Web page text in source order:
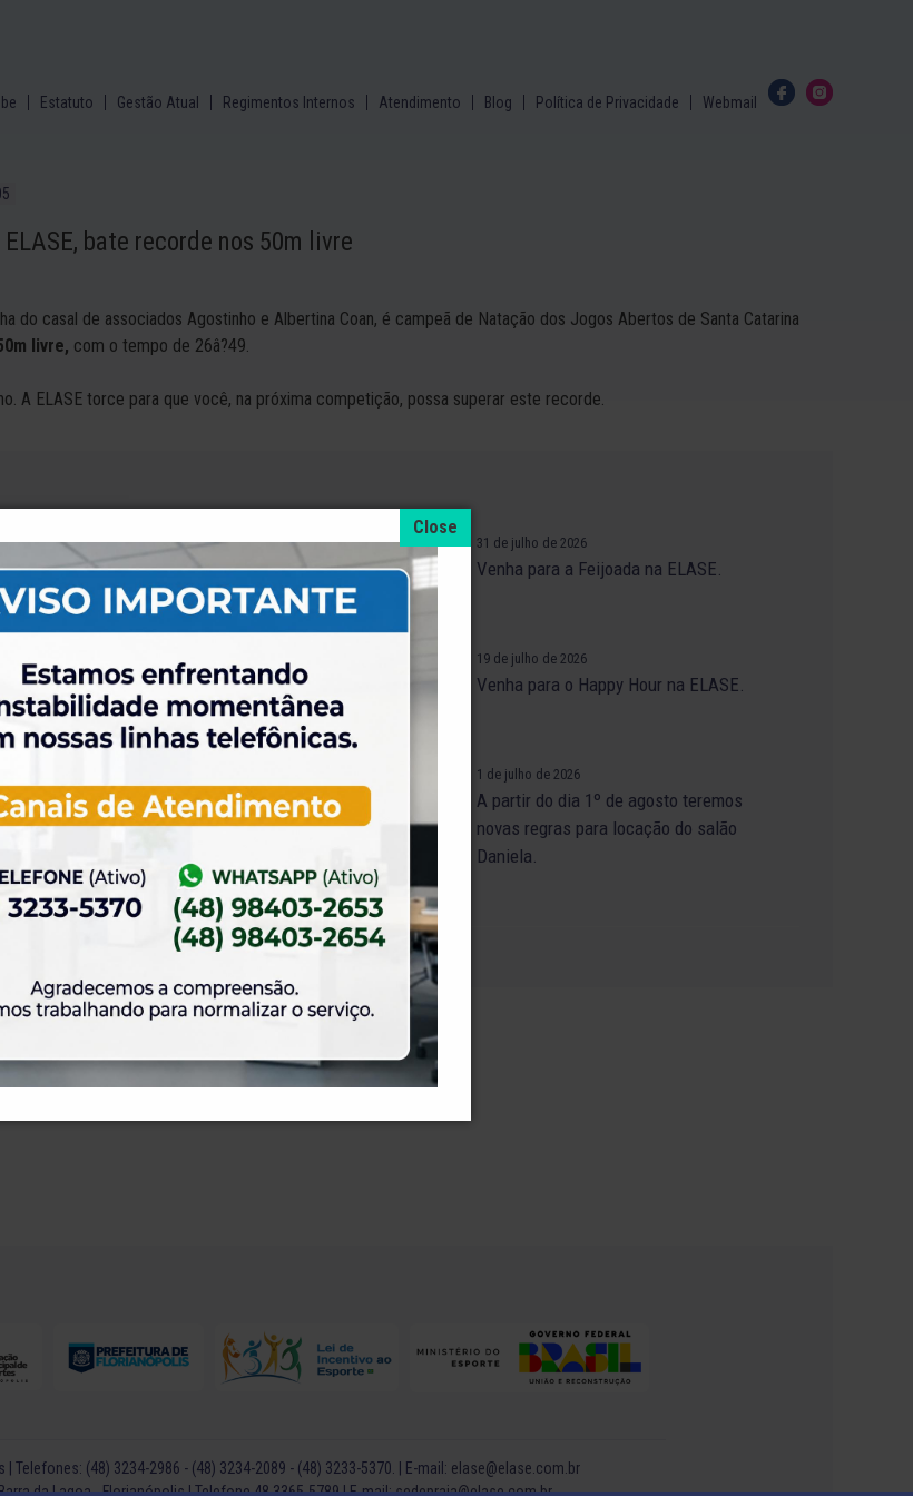
Estatuto Gestão Atual Regimentos Internos Atendimento Blog Política de Privacidade Webmail
bate recorde nos 50m livre
do casal de associados Agostinho e Albertina Coan, é campeã de Natação dos Jogos Abertos de Santa Catarina
livre, com o tempo de 26â?49.
A ELASE torce para que você, na próxima competição, possa superar este recorde.
foi
31 de julho de 2026
Dia dos Pais é na ELASE, venha se
divertir com a gente.
31 de julho de 2026
Venha para a Feijoada na ELASE.
de
23 de julho de 2026
O Torneio de Duplas Masculinas ELASE
PróTênis 2026 está chegando.
19 de julho de 2026
Venha para o Happy Hour na ELASE.
Salões de
Venha curtir a Festa Julina da ELASE.
1 de julho de 2026
A partir do dia 1º de agosto teremos
novas regras para locação do salão
Daniela.
Telefones: (48) 3234-2986 - (48) 3234-2089 - (48) 3233-5370. | E-mail: elase@elase.com.br
da Lagoa - Florianópolis | Telefone 48 3365-5789 | E-mail:sedepraia@elase.com.br